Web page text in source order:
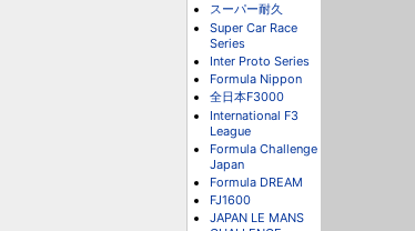
スーパー耐久
Super Car Race
Series
Inter Proto Series
Formula Nippon
全日本F3000
International F3
League
Formula Challenge
Japan
Formula DREAM
FJ1600
JAPAN LE MANS